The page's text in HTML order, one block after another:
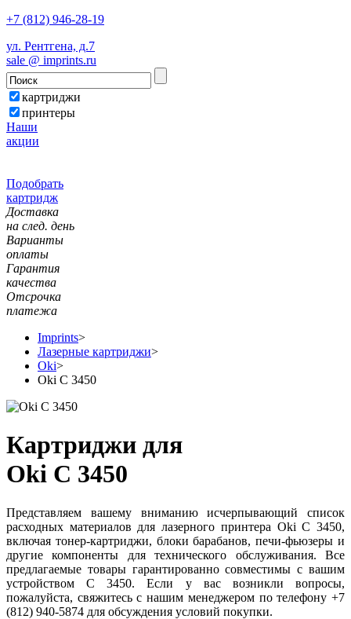
+7 (812) 946-28-19
ул. Рентгена, д.7
sale @ imprints.ru
картриджи
принтеры
Наши
акции
Подобрать
картридж
Доставка
на след. день
Варианты
оплаты
Гарантия
качества
Отсрочка
платежа
Imprints>
Лазерные картриджи>
Oki>
Oki C 3450
Картриджи для
Oki C 3450
Представляем вашему вниманию исчерпывающий список
расходных материалов для лазерного принтера Oki C 3450,
включая тонер-картриджи, блоки барабанов, печи-фьюзеры и
другие компоненты для технического обслуживания. Все
предлагаемые товары гарантированно совместимы с вашим
устройством C 3450. Если у вас возникли вопросы,
пожалуйста, свяжитесь с нашим менеджером по телефону +7
(812) 940-5874 для обсуждения условий покупки.